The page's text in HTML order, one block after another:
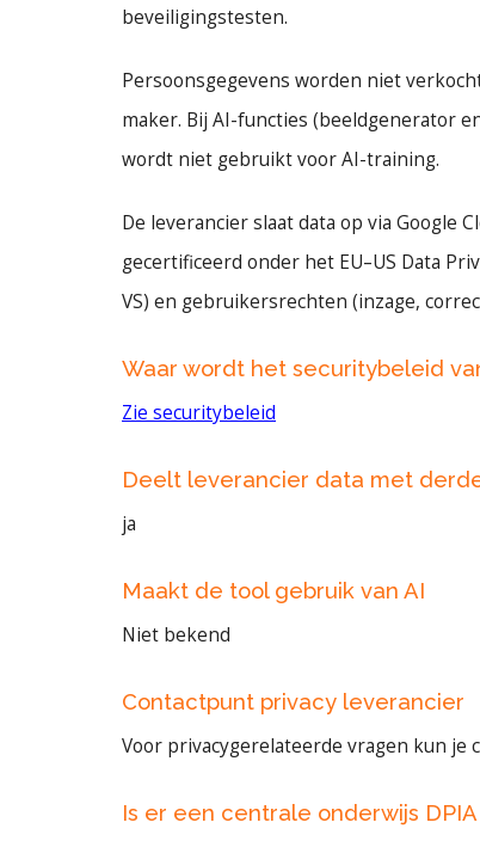
beveiligingstesten.
Persoonsgegevens worden niet
maker. Bij AI-functies (beeldgenerator
wordt niet gebruikt voor AI-training.
De leverancier slaat data op via Google
gecertificeerd onder het EU–US Data
VS) en gebruikersrechten (inzage,
Waar wordt het securitybeleid
Zie securitybeleid
Deelt leverancier data met
ja
Maakt de tool gebruik van AI
Niet bekend
Contactpunt privacy leverancier
Voor privacygerelateerde vragen kun je
Is er een centrale onderwijs